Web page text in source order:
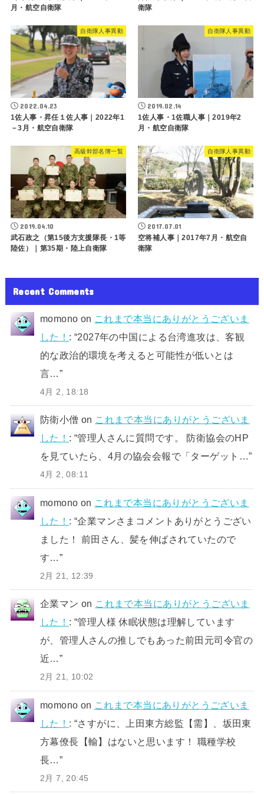
月・航空自衛隊
衛隊
自衛隊人事異動
2022.04.23
1佐人事・昇任１佐人事｜2022年1
－3月・航空自衛隊
自衛隊人事異動
2019.02.14
1佐人事・1佐職人事｜2019年2
月・航空自衛隊
高級幹部名簿一覧
2019.04.10
武石政之（第15後方支援隊長・1等
陸佐）｜第35期・陸上自衛隊
自衛隊人事異動
2017.07.01
空将補人事｜2017年7月・航空自
衛隊
Recent Comments
momono on これまで本当にありがとうございま
した！ : “2027年の中国による台湾進攻は、客観
的な政治的環境を考えると可能性が低いとは
言…”
4月 2, 18:18
防衛小僧 on これまで本当にありがとうございま
した！ : “管理人さんに質問です。 防衛協会のHP
を見ていたら、4月の協会会報で「ターゲット…”
4月 2, 08:11
momono on これまで本当にありがとうございま
した！ : “企業マンさまコメントありがとうござい
ました！ 前田さん、髪を伸ばされていたので
す…”
2月 21, 12:39
企業マン on これまで本当にありがとうございま
した！ : “管理人様 休眠状態は理解しています
が、管理人さんの推しでもあった前田元司令官の
近…”
2月 21, 10:02
momono on これまで本当にありがとうございま
した！ : “さすがに、上田東方総監【需】、坂田東
方幕僚長【輸】はないと思います！ 職種学校
長…”
2月 7, 20:45